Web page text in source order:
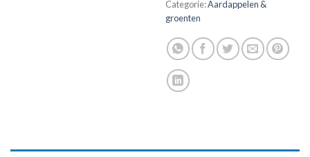
Categorie:Aardappelen &
groenten